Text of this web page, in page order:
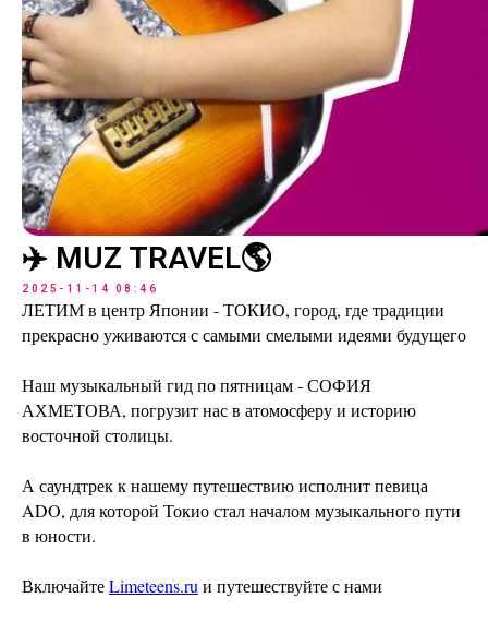
✈️ MUZ TRAVEL🌎
2025-11-14 08:46
ЛЕТИМ в центр Японии - ТОКИО, город, где традиции
прекрасно уживаются с самыми смелыми идеями будущего
Наш музыкальный гид по пятницам - СОФИЯ
АХМЕТОВА, погрузит нас в атомосферу и историю
восточной столицы.
А саундтрек к нашему путешествию исполнит певица
ADO, для которой Токио стал началом музыкального пути
в юности.
ВключайтеLimeteens.ru и путешествуйте с нами
Наши соцсети